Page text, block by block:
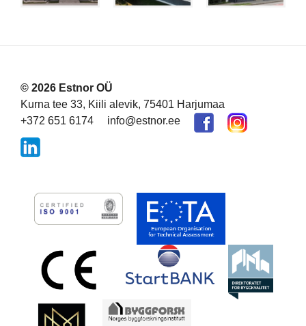
© 2026 Estnor OÜ
Kurna tee 33, Kiili alevik, 75401 Harjumaa
+372 651 6174
info@estnor.ee